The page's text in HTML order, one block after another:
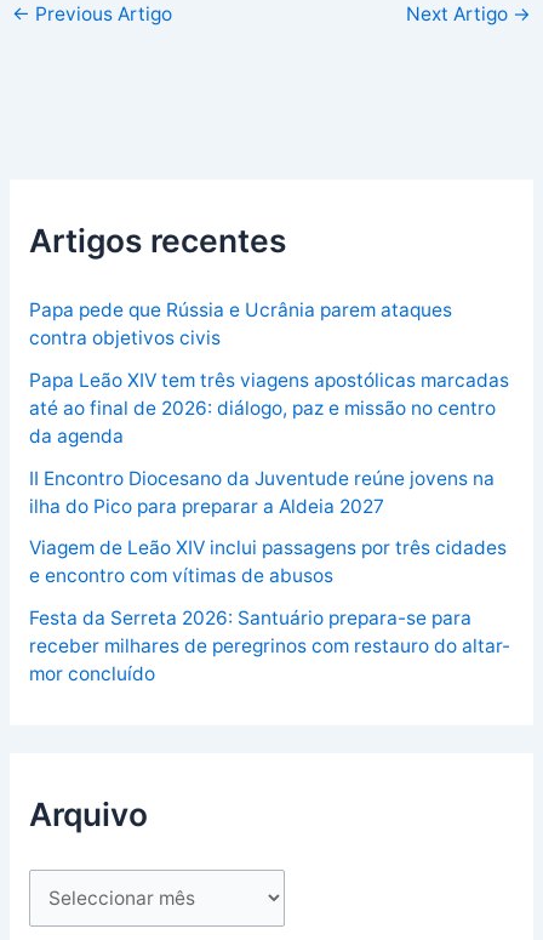
← Previous Artigo Next Artigo →
Artigos recentes
Papa pede que Rússia e Ucrânia parem ataques
contra objetivos civis
Papa Leão XIV tem três viagens apostólicas marcadas
até ao final de 2026: diálogo, paz e missão no centro
da agenda
II Encontro Diocesano da Juventude reúne jovens na
ilha do Pico para preparar a Aldeia 2027
Viagem de Leão XIV inclui passagens por três cidades
e encontro com vítimas de abusos
Festa da Serreta 2026: Santuário prepara-se para
receber milhares de peregrinos com restauro do altar-
mor concluído
Arquivo